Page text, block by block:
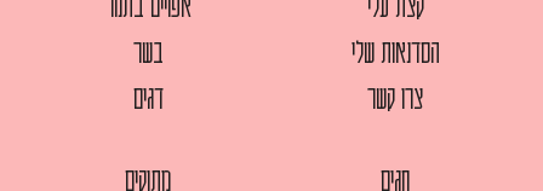
הסדנאות שלי
צרו קשר
בשר
דגים
חגים מתוקים